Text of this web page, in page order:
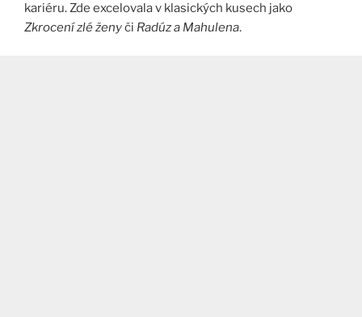
kariéru. Zde excelovala v klasických kusech jako
Zkrocení zlé ženyči Radúz a Mahulena​.